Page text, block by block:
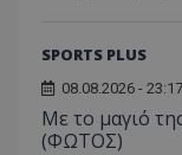
SPORTS PLUS
08.08.2026 - 23:17
Με το μαγιό
(ΦΩΤΟΣ)